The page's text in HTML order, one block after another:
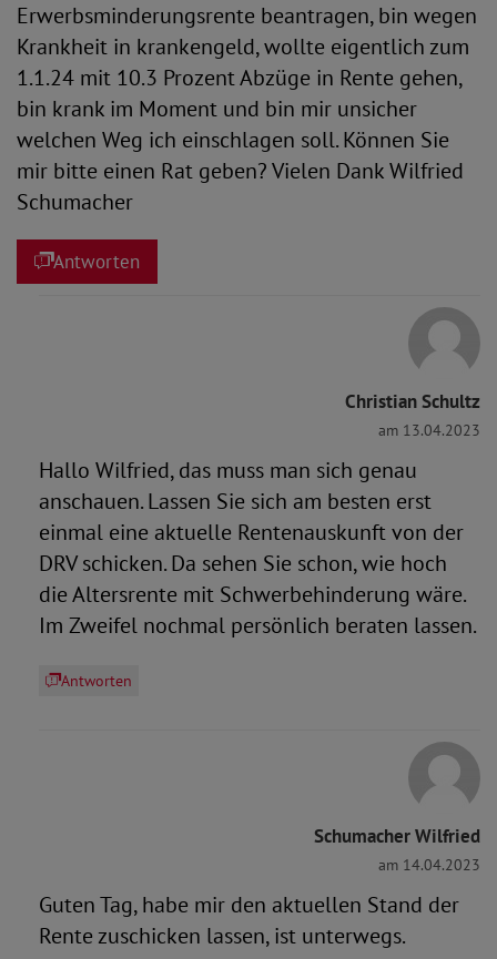
Erwerbsminderungsrente beantragen, bin wegen
Krankheit in krankengeld, wollte eigentlich zum
1.1.24 mit 10.3 Prozent Abzüge in Rente gehen,
bin krank im Moment und bin mir unsicher
welchen Weg ich einschlagen soll. Können Sie
mir bitte einen Rat geben? Vielen Dank Wilfried
Schumacher
Antworten
Christian Schultz
am 13.04.2023
Hallo Wilfried, das muss man sich genau
anschauen. Lassen Sie sich am besten erst
einmal eine aktuelle Rentenauskunft von der
DRV schicken. Da sehen Sie schon, wie hoch
die Altersrente mit Schwerbehinderung wäre.
Im Zweifel nochmal persönlich beraten lassen.
Antworten
Schumacher Wilfried
am 14.04.2023
Guten Tag, habe mir den aktuellen Stand der
Rente zuschicken lassen, ist unterwegs.